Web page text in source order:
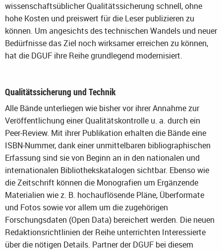
wissenschaftsüblicher Qualitätssicherung schnell, ohne
hohe Kosten und preiswert für die Leser publizieren zu
können. Um angesichts des technischen Wandels und neuer
Bedürfnisse das Ziel noch wirksamer erreichen zu können,
hat die DGUF ihre Reihe grundlegend modernisiert.
Qualitätssicherung und Technik
Alle Bände unterliegen wie bisher vor ihrer Annahme zur
Veröffentlichung einer Qualitätskontrolle u. a. durch ein
Peer-Review. Mit ihrer Publikation erhalten die Bände eine
ISBN-Nummer, dank einer unmittelbaren bibliographischen
Erfassung sind sie von Beginn an in den nationalen und
internationalen Bibliothekskatalogen sichtbar. Ebenso wie
die Zeitschrift können die Monografien um Ergänzende
Materialien wie z. B. hochauflösende Pläne, Überformate
und Fotos sowie vor allem um die zugehörigen
Forschungsdaten (Open Data) bereichert werden. Die neuen
Redaktionsrichtlinien der Reihe unterrichten Interessierte
über die nötigen Details. Partner der DGUF bei diesem